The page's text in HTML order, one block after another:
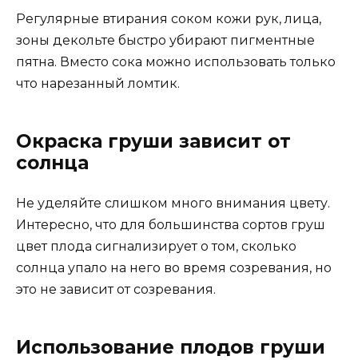
Регулярные втирания соком кожи рук, лица,
зоны декольте быстро убирают пигментные
пятна. Вместо сока можно использовать только
что нарезанный ломтик.
Окраска груши зависит от
солнца
Не уделяйте слишком много внимания цвету.
Интересно, что для большинства сортов груш
цвет плода сигнализирует о том, сколько
солнца упало на него во время созревания, но
это не зависит от созревания.
Использование плодов груши